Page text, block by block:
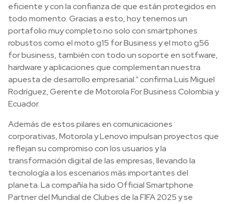
eficiente y con la confianza de que están protegidos en
todo momento. Gracias a esto, hoy tenemos un
portafolio muy completo no solo con smartphones
robustos como el moto g15 for Business y el moto g56
for business, también con todo un soporte en sotfware,
hardware y aplicaciones que complementan nuestra
apuesta de desarrollo empresarial.” confirma Luis Miguel
Rodríguez, Gerente de Motorola For Business Colombia y
Ecuador.
Además de estos pilares en comunicaciones
corporativas, Motorola y Lenovo impulsan proyectos que
reflejan su compromiso con los usuarios y la
transformación digital de las empresas, llevando la
tecnología a los escenarios más importantes del
planeta. La compañía ha sido Official Smartphone
Partner del Mundial de Clubes de la FIFA 2025 y se